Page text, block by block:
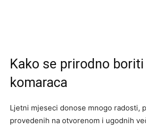
Kako se prirodno
komaraca
Ljetni mjeseci donose mnogo radosti,
provedenih na otvorenom i ugodnih